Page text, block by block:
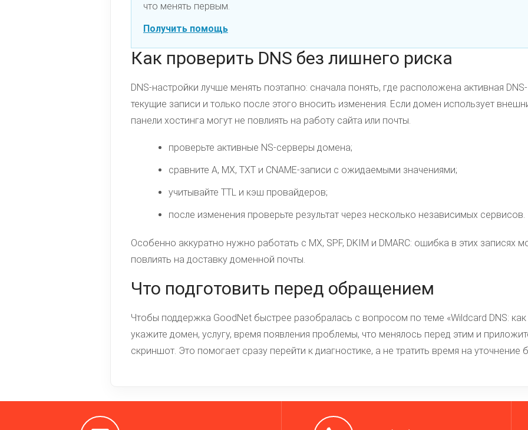
что менять первым.
Получить помощь
Как проверить DNS без лишнего риска
DNS-настройки лучше менять поэтапно: сначала понять, где расположена активная
текущие записи и только после этого вносить изменения. Если домен использует
панели хостинга могут не повлиять на работу сайта или почты.
проверьте активные NS-серверы домена;
сравните A, MX, TXT и CNAME-записи с ожидаемыми значениями;
учитывайте TTL и кэш провайдеров;
после изменения проверьте результат через несколько независимых сервисов.
Особенно аккуратно нужно работать с MX, SPF, DKIM и DMARC: ошибка в этих записях
повлиять на доставку доменной почты.
Что подготовить перед обращением
Чтобы поддержка GoodNet быстрее разобралась с вопросом по теме «Wildcard DNS: как
укажите домен, услугу, время появления проблемы, что менялось перед этим и
скриншот. Это помогает сразу перейти к диагностике, а не тратить время на уточнение